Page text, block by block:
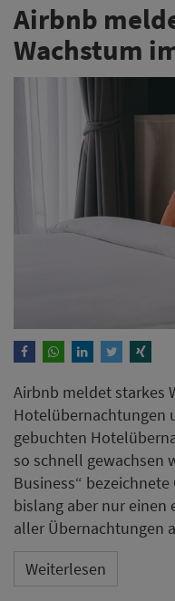
Airbnb
Wachstum
Airbnb meldet starkes
Hotelübernachtungen
gebuchten
so schnell gewachsen
Business“
bislang aber nur
aller Übernachtungen
Weiterlesen